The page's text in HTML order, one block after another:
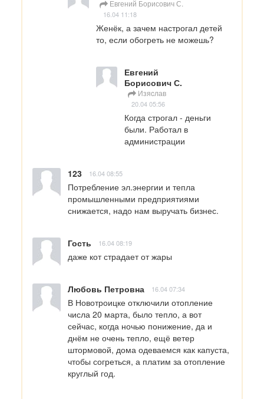
Евгений Борисович С.
16.04 11:18
Женёк, а зачем настрогал детей
то, если обогреть не можешь?
Евгений
Борисович С.
Изяcлав
20.04 05:56
Когда строгал - деньги
были. Работал в
администрации
123 16.04 08:55
Потребление эл.энергии и тепла
промышленными предприятиями
снижается, надо нам выручать бизнес.
Гость 16.04 08:19
даже кот страдает от жары
Любовь Петровна 16.04 07:34
В Новотроицке отключили отопление
числа 20 марта, было тепло, а вот
сейчас, когда ночью понижение, да и
днём не очень тепло, ещё ветер
штормовой, дома одеваемся как капуста,
чтобы согреться, а платим за отопление
круглый год.